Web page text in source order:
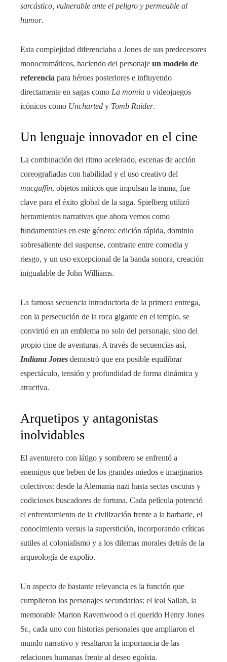
sarcástico, vulnerable ante el peligro y permeable al
humor.
Esta complejidad diferenciaba a Jones de sus predecesores
monocromáticos, haciendo del personaje un modelo de
referencia para héroes posteriores e influyendo
directamente en sagas como La momia o videojuegos
icónicos como Uncharted y Tomb Raider.
Un lenguaje innovador en el cine
La combinación del ritmo acelerado, escenas de acción
coreografiadas con habilidad y el uso creativo del
macguffin, objetos míticos que impulsan la trama, fue
clave para el éxito global de la saga. Spielberg utilizó
herramientas narrativas que ahora vemos como
fundamentales en este género: edición rápida, dominio
sobresaliente del suspense, contraste entre comedia y
riesgo, y un uso excepcional de la banda sonora, creación
inigualable de John Williams.
La famosa secuencia introductoria de la primera entrega,
con la persecución de la roca gigante en el templo, se
convirtió en un emblema no solo del personaje, sino del
propio cine de aventuras. A través de secuencias así,
Indiana Jones demostró que era posible equilibrar
espectáculo, tensión y profundidad de forma dinámica y
atractiva.
Arquetipos y antagonistas
inolvidables
El aventurero con látigo y sombrero se enfrentó a
enemigos que beben de los grandes miedos e imaginarios
colectivos: desde la Alemania nazi hasta sectas oscuras y
codiciosos buscadores de fortuna. Cada película potenció
el enfrentamiento de la civilización frente a la barbarie, el
conocimiento versus la superstición, incorporando críticas
sutiles al colonialismo y a los dilemas morales detrás de la
arqueología de expolio.
Un aspecto de bastante relevancia es la función que
cumplieron los personajes secundarios: el leal Sallah, la
memorable Marion Ravenwood o el querido Henry Jones
Sr., cada uno con historias personales que ampliaron el
mundo narrativo y resaltaron la importancia de las
relaciones humanas frente al deseo egoísta.